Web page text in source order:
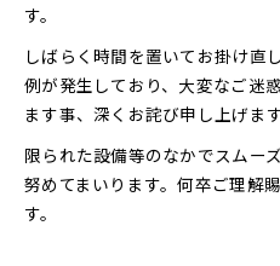
す。
しばらく時間を置いてお掛け直
例が発生しており、大変なご迷
ます事、深くお詫び申し上げます
限られた設備等のなかでスムー
努めてまいります。何卒ご理解
す。